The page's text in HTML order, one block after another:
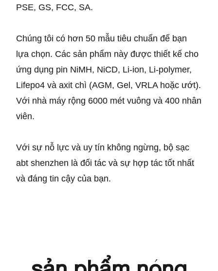
PSE, GS, FCC, SA.
Chúng tôi có hơn 50 mẫu tiêu chuẩn để bạn
lựa chọn. Các sản phẩm này được thiết kế cho
ứng dụng pin NiMH, NiCD, Li-ion, Li-polymer,
Lifepo4 và axit chì (AGM, Gel, VRLA hoặc ướt).
Với nhà máy rộng 6000 mét vuông và 400 nhân
viên.
Với sự nỗ lực và uy tín không ngừng, bộ sạc
abt shenzhen là đối tác và sự hợp tác tốt nhất
và đáng tin cậy của bạn.